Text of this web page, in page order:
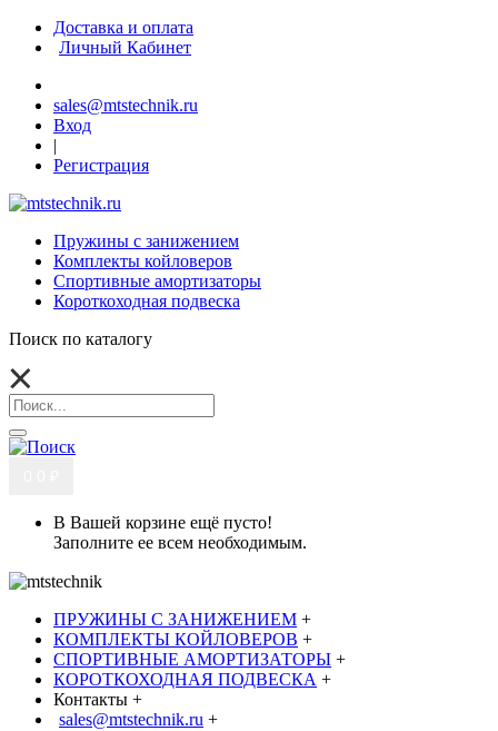
Доставка и оплата
Личный Кабинет
sales@mtstechnik.ru
Вход
|
Регистрация
Пружины с занижением
Комплекты койловеров
Спортивные амортизаторы
Короткоходная подвеска
Поиск по каталогу
В Вашей корзине ещё пусто!
Заполните ее всем необходимым.
ПРУЖИНЫ С ЗАНИЖЕНИЕМ +
КОМПЛЕКТЫ КОЙЛОВЕРОВ +
СПОРТИВНЫЕ АМОРТИЗАТОРЫ +
КОРОТКОХОДНАЯ ПОДВЕСКА +
Контакты +
sales@mtstechnik.ru +